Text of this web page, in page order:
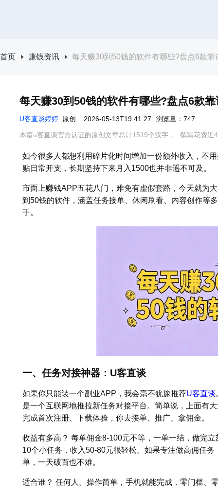
首页 赚钱资讯 每天赚30到50钱的软件有哪些?盘点6款靠
每天赚30到50钱的软件有哪些?盘点6款
U客直谈婷婷 原创 2026-05-13T19:41:27 浏览量：747
本篇u客直谈官方认证的原创文章总计1519个汉字， 撰写花费近
如今很多人都想利用碎片化时间增加一份额外收入，不
贴日常开支，长期坚持下来月入1500也并非遥不可及。
市面上赚钱APP五花八门，难免有虚假套路，今天就为
到50钱的软件，涵盖任务接单、休闲刷看、内容创作等
手。
一、任务对接神器：U客直谈
如果你只能装一个副业APP，我会毫不犹豫推荐U客直谈
是一个互联网地推拉新任务对接平台。简单说，上面有
完成首次注册、下载体验，你去接单、推广、拿佣金。
收益有多高？ 每单佣金8-100元不等，一单一结，做完
10个小任务，收入50-80元很轻松。如果专注做高佣任
单，一天破百也不难。
适合谁？ 任何人。操作简单，手机就能完成，零门槛、